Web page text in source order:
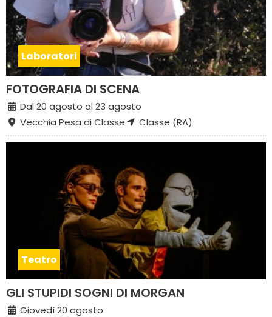
Laboratori
FOTOGRAFIA DI SCENA
Dal 20 agosto al 23 agosto
Vecchia Pesa di Classe
Classe (RA)
Teatro
GLI STUPIDI SOGNI DI MORGAN
Giovedì 20 agosto